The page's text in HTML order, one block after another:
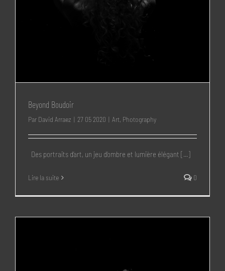
Beyond Boudoir
Par David Arraez | 27 05 2020 | Art, Photography
Des portraits d’art, un jeu d’ombre et lumière élégant [...]
Lire la suite 0